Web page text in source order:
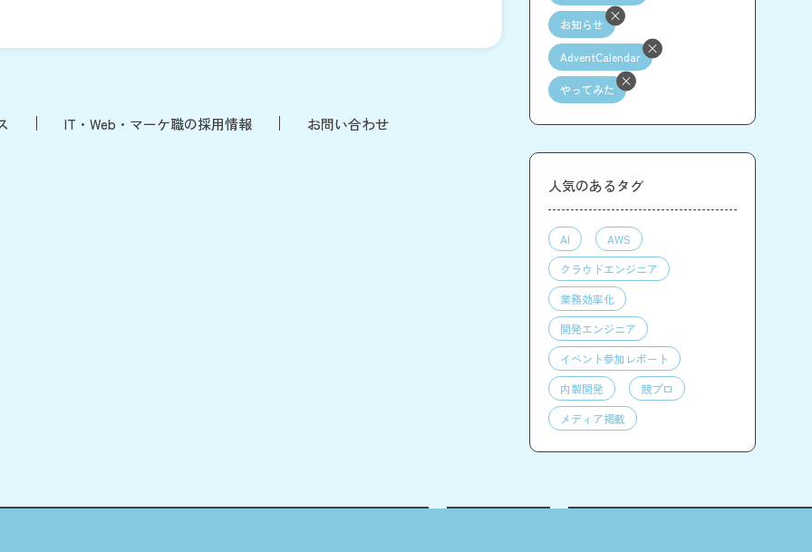
IT・Web・マーケ職の採用情報 お問い合わせ
お知らせ
AdventCalendar
やってみた
人気のあるタグ
AI
AWS
クラウドエンジニア
業務効率化
開発エンジニア
イベント参加レポート
内製開発
競プロ
メディア掲載